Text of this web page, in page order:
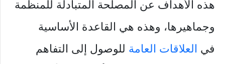
هذه الأهداف عن المصلحة المتبادلة للمنظمة
وجماهيرها، وهذه هي القاعدة الأساسية
في العلاقات العامة للوصول إلى التفاهم